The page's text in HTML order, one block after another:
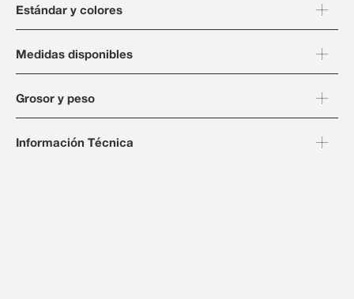
Estándar y colores
Medidas disponibles
Grosor y peso
Información Técnica